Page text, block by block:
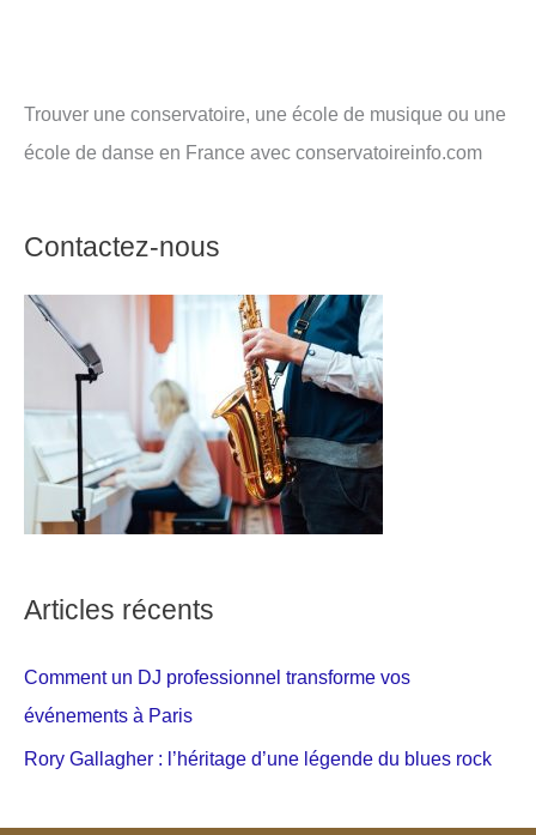
Trouver une conservatoire, une école de musique ou une
école de danse en France avec conservatoireinfo.com
Contactez-nous
Articles récents
Comment un DJ professionnel transforme vos
événements à Paris
Rory Gallagher : l’héritage d’une légende du blues rock